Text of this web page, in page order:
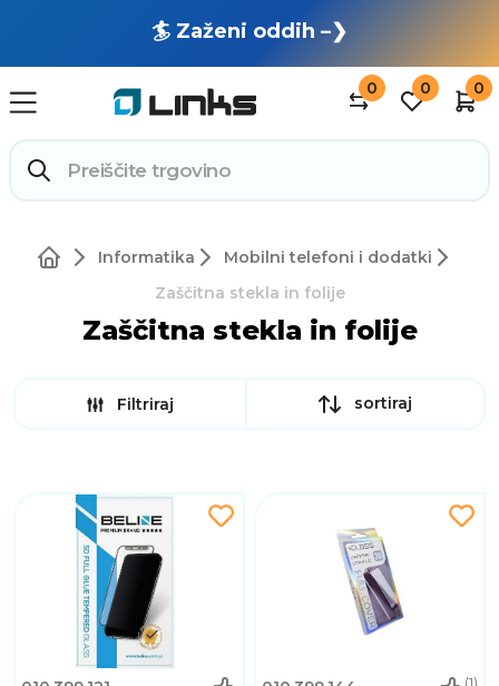
🏄 Zaženi oddih –❯
0 0 0
Informatika
Mobilni telefoni i dodatki
Zaščitna stekla in folije
Zaščitna stekla in folije
Filtriraj sortiraj